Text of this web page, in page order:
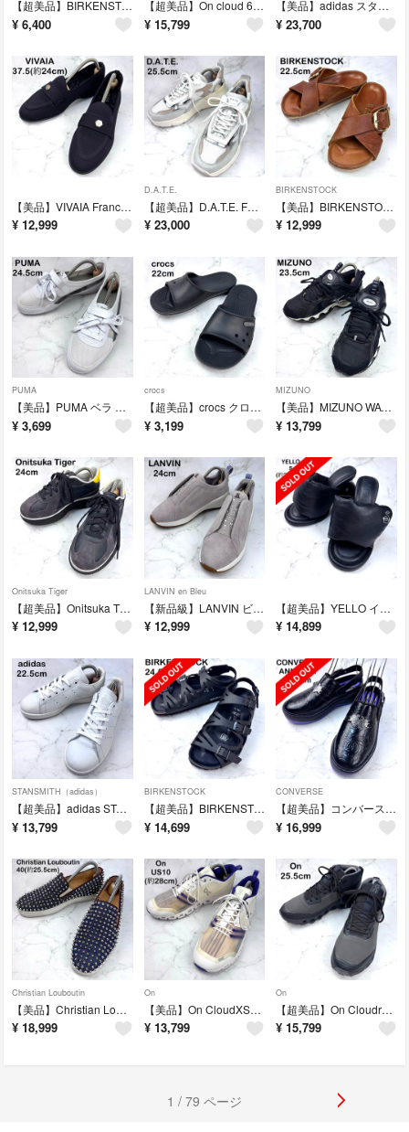
【超美品】BIRKENSTOCK ミラノ サンダル 22.5 黒 レザー
¥ 6,400
【超美品】On cloud 6 ローカット スニーカー 25.5 ブラック
¥ 15,799
【美品】adidas スタンスミス LUX GTX 26 黒 ゴアテックス
¥ 23,700
【美品】VIVAIA Francesca コインローファー 黒 24 ニット
¥ 12,999
D.A.T.E.
【超美品】D.A.T.E. FUGA ローカットスニーカー 25.5 厚底
¥ 23,000
BIRKENSTOCK
【美品】BIRKENSTOCK シエナ ビッグバックル サンダル 茶 22.5
¥ 12,999
PUMA
【美品】PUMA ベラ V RAW メタリック スニーカー ホワイト 24.5
¥ 3,699
crocs
【超美品】crocs クロックバンド 2.0 スライド サンダル 黒 22
¥ 3,199
MIZUNO
【美品】MIZUNO WAVE PROPHECY β2 スニーカー 黒23.5
¥ 13,799
Onitsuka Tiger
【超美品】Onitsuka Tiger デレシティー スニーカー 24 黒
¥ 12,999
LANVIN en Bleu
【新品級】LANVIN ビジュー スエード 厚底 スリッポン グレー 24
¥ 12,999
【超美品】YELLO イエロー サンダル 黒 S 22.5 ボールヒール
¥ 14,899
STANSMITH（adidas）
【超美品】adidas STAN SMITH 22.5 白 天然皮革 廃盤
¥ 13,799
BIRKENSTOCK
【超美品】BIRKENSTOCK モントリオール サンダル ブラック 24.5
¥ 14,699
CONVERSE
【超美品】コンバース アナスイ WEAPON PLTS CLG OX 23.5
¥ 16,999
Christian Louboutin
【美品】Christian Louboutin ローラーボート スタッズ デニム
¥ 18,999
On
【美品】On CloudXShift ローカットスニーカー 28 メッシュ 厚底
¥ 13,799
On
【超美品】On Cloudroam Waterproofスニーカー 25.5 黒
¥ 15,799
1 / 79 ページ